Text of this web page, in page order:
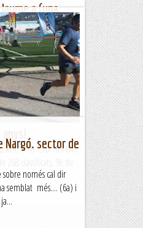
a (una
paret que encara
característiques molt
i les...
km. 1-16-13 6-16 x km.
classificats, 9è de
i...
Nargó. sector de
sobre només cal dir
semblat més.... (6a) i